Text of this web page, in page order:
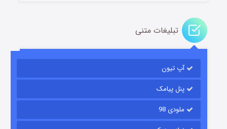
باب اسفنجی فصل ۱۷
قسمت۶ (زیرنویس) منتشر شد
تبلیغات متنی
آپ تیون
پنل پیامک
ملودی 98